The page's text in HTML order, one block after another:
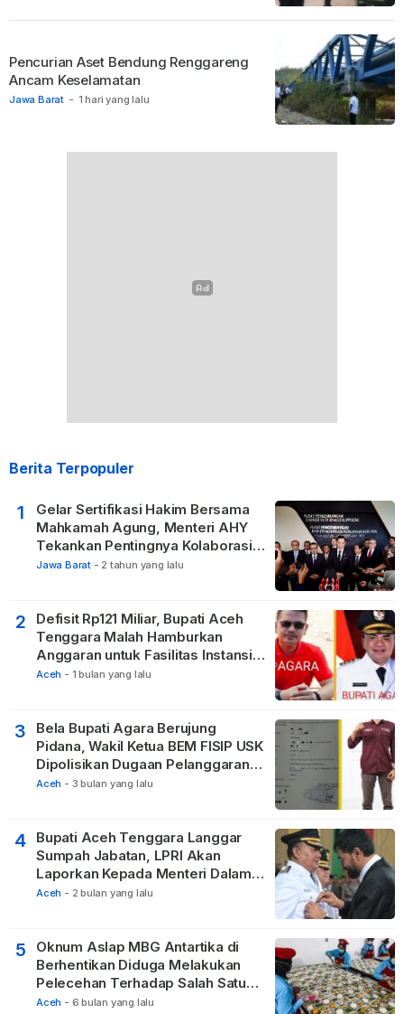
Jawa Barat - 1 hari yang lalu
Pencurian Aset Bendung Renggareng
Ancam Keselamatan
Berita Terpopuler
1
Gelar Sertifikasi Hakim Bersama
Mahkamah Agung, Menteri AHY
Tekankan Pentingnya Kolaborasi
untuk Hadirkan Keadilan bagi
Jawa Barat - 2 tahun yang lalu
2
Defisit Rp121 Miliar, Bupati Aceh
Tenggara Malah Hamburkan
Anggaran untuk Fasilitas Instansi
Vertikal
Aceh - 1 bulan yang lalu
3
Bela Bupati Agara Berujung
Pidana, Wakil Ketua BEM FISIP USK
Dipolisikan Dugaan Pelanggaran
Privasi dan UU ITE
Aceh - 3 bulan yang lalu
4
Bupati Aceh Tenggara Langgar
Sumpah Jabatan, LPRI Akan
Laporkan Kepada Menteri Dalam
Negeri
Aceh - 2 bulan yang lalu
5
Oknum Aslap MBG Antartika di
Berhentikan Diduga Melakukan
Pelecehan Terhadap Salah Satu
Relawan
Aceh - 6 bulan yang lalu